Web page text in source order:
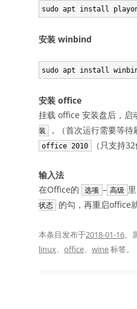
安装 winbind
安装 office
挂载 office 安装盘后，
装
，（首次运行需要等
office 2010 （只支持
输入法
在Office的
选项 – 高级
状态
的勾，再重启office
本条目发布于2018-01-16。
linux、 office、 wine标签。